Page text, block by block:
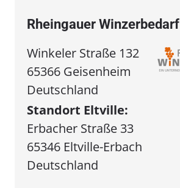
Rheingauer
Winkeler Straße 132
65366 Geisenheim
Deutschland
Standort Eltville:
Erbacher Straße 33
65346 Eltville-Erbach
Deutschland